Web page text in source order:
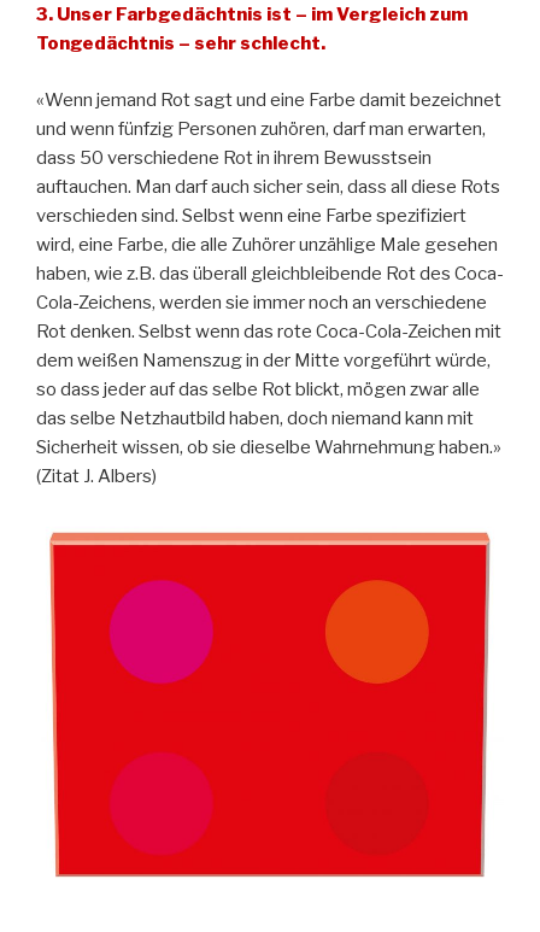
3. Unser Farbgedächtnis ist – im Vergleich zum
Tongedächtnis – sehr schlecht.
«Wenn jemand Rot sagt und eine Farbe damit bezeichnet
und wenn fünfzig Personen zuhören, darf man erwarten,
dass 50 verschiedene Rot in ihrem Bewusstsein
auftauchen. Man darf auch sicher sein, dass all diese Rots
verschieden sind. Selbst wenn eine Farbe spezifiziert
wird, eine Farbe, die alle Zuhörer unzählige Male gesehen
haben, wie z.B. das überall gleichbleibende Rot des Coca-
Cola-Zeichens, werden sie immer noch an verschiedene
Rot denken. Selbst wenn das rote Coca-Cola-Zeichen mit
dem weißen Namenszug in der Mitte vorgeführt würde,
so dass jeder auf das selbe Rot blickt, mögen zwar alle
das selbe Netzhautbild haben, doch niemand kann mit
Sicherheit wissen, ob sie dieselbe Wahrnehmung haben.»
(Zitat J. Albers)